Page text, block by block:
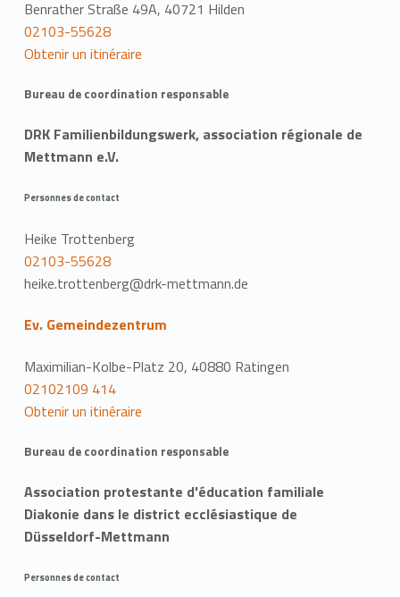
Benrather Straße 49A, 40721 Hilden
02103-55628
Obtenir un itinéraire
Bureau de coordination responsable
DRK Familienbildungswerk, association régionale de
Mettmann e.V.
Personnes de contact
Heike Trottenberg
02103-55628
heike.trottenberg@drk-mettmann.de
Ev. Gemeindezentrum
Maximilian-Kolbe-Platz 20, 40880 Ratingen
02102109 414
Obtenir un itinéraire
Bureau de coordination responsable
Association protestante d'éducation familiale
Diakonie dans le district ecclésiastique de
Düsseldorf-Mettmann
Personnes de contact